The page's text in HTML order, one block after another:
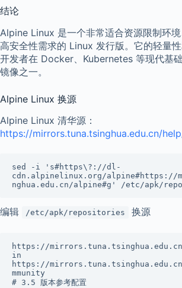
结论
Alpine Linux 是一个非常适合资源限制环
高安全性需求的 Linux 发行版。它的轻量
开发者在 Docker、Kubernetes 等现代基
镜像之一。
Alpine Linux 换源
Alpine Linux 清华源：
https://mirrors.tuna.tsinghua.edu.cn/
sed -i 's#https\?://dl-
cdn.alpinelinux.org/alpine#https://
nghua.edu.cn/alpine#g' /etc/apk/
编辑 /etc/apk/repositories 换源
https://
in
https://
mmunity
# 3.5 版本参考配置